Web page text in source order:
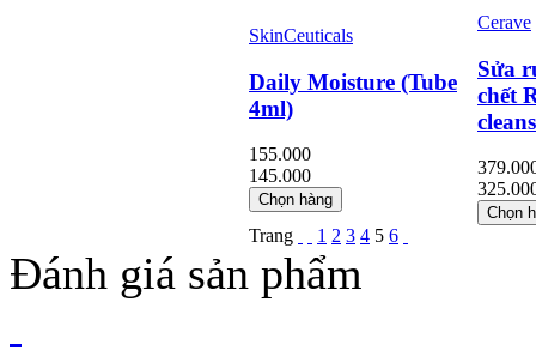
SkinCeuticals
Daily Moisture (Tube
4ml)
155.000
145.000
Chọn hàng
Cerave
Sửa
chết
Chọn
Trang 1 2 3 4 5 6
Đánh giá sản phẩm